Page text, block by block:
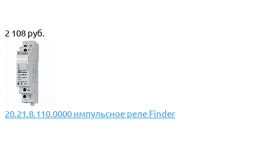
2 108 руб.
20.21.8.110.0000 импульсное реле Finder